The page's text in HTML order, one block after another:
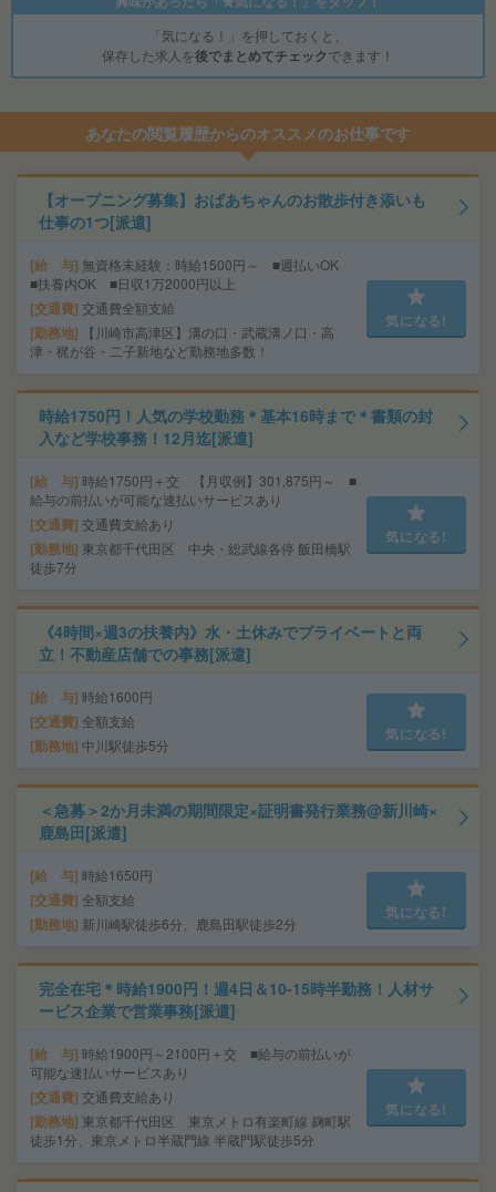
「気になる！」を押しておくと、
保存した求人を後でまとめてチェックできます！
あなたの閲覧履歴からのオススメのお仕事です
【オープニング募集】おばあちゃんのお散歩付き添いも
仕事の1つ[派遣]
給 与 無資格未経験：時給1500円～ ■週払いOK
■扶養内OK ■日収1万2000円以上
交通費 交通費全額支給
勤務地
【川崎市高津区】溝の口・武蔵溝ノ口・高
津・梶が谷・二子新地など勤務地多数！
気になる!
時給1750円！人気の学校勤務＊基本16時まで＊書類の封
入など学校事務！12月迄[派遣]
給 与 時給1750円＋交 【月収例】301,875円～ ■
給与の前払いが可能な速払いサービスあり
交通費 交通費支給あり
勤務地 東京都千代田区 中央・総武線各停 飯田橋駅
徒歩7分
気になる!
《4時間×週3の扶養内》水・土休みでプライベートと両
立！不動産店舗での事務[派遣]
給 与 時給1600円
交通費 全額支給
勤務地 中川駅徒歩5分
気になる!
＜急募＞2か月未満の期間限定×証明書発行業務@新川崎×
鹿島田[派遣]
給 与 時給1650円
交通費 全額支給
勤務地 新川崎駅徒歩6分、鹿島田駅徒歩2分
気になる!
完全在宅＊時給1900円！週4日＆10-15時半勤務！人材サ
ービス企業で営業事務[派遣]
給 与 時給1900円～2100円＋交 ■給与の前払いが
可能な速払いサービスあり
交通費 交通費支給あり
勤務地 東京都千代田区 東京メトロ有楽町線 麹町駅
徒歩1分、東京メトロ半蔵門線 半蔵門駅徒歩5分
気になる!